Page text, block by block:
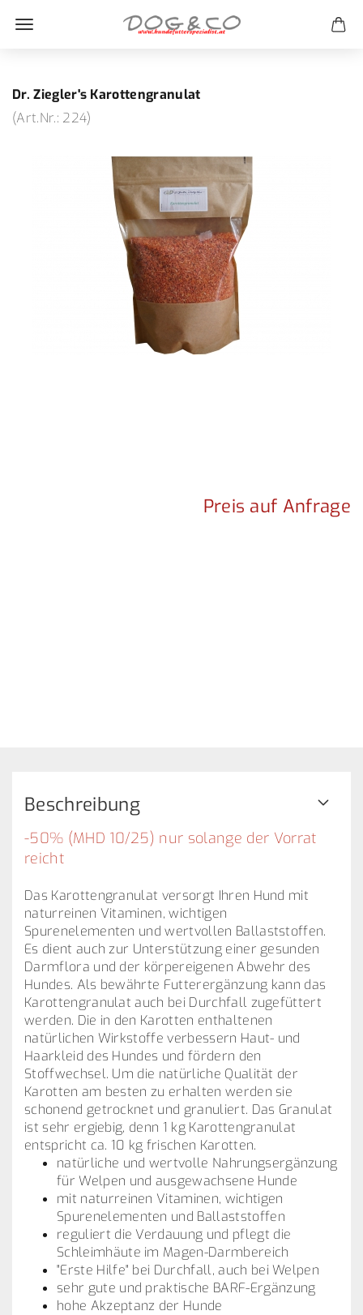
Dr. Ziegler's Karottengranulat
(Art.Nr.: 224)
Preis auf Anfrage
Beschreibung
-50% (MHD 10/25) nur solange der Vorrat
reicht
Das Karottengranulat versorgt Ihren Hund mit
naturreinen Vitaminen, wichtigen
Spurenelementen und wertvollen Ballaststoffen.
Es dient auch zur Unterstützung einer gesunden
Darmflora und der körpereigenen Abwehr des
Hundes. Als bewährte Futterergänzung kann das
Karottengranulat auch bei Durchfall zugefüttert
werden. Die in den Karotten enthaltenen
natürlichen Wirkstoffe verbessern Haut- und
Haarkleid des Hundes und fördern den
Stoffwechsel. Um die natürliche Qualität der
Karotten am besten zu erhalten werden sie
schonend getrocknet und granuliert. Das Granulat
ist sehr ergiebig, denn 1 kg Karottengranulat
entspricht ca. 10 kg frischen Karotten.
natürliche und wertvolle Nahrungsergänzung
für Welpen und ausgewachsene Hunde
mit naturreinen Vitaminen, wichtigen
Spurenelementen und Ballaststoffen
reguliert die Verdauung und pflegt die
Schleimhäute im Magen-Darmbereich
"Erste Hilfe" bei Durchfall, auch bei Welpen
sehr gute und praktische BARF-Ergänzung
hohe Akzeptanz der Hunde